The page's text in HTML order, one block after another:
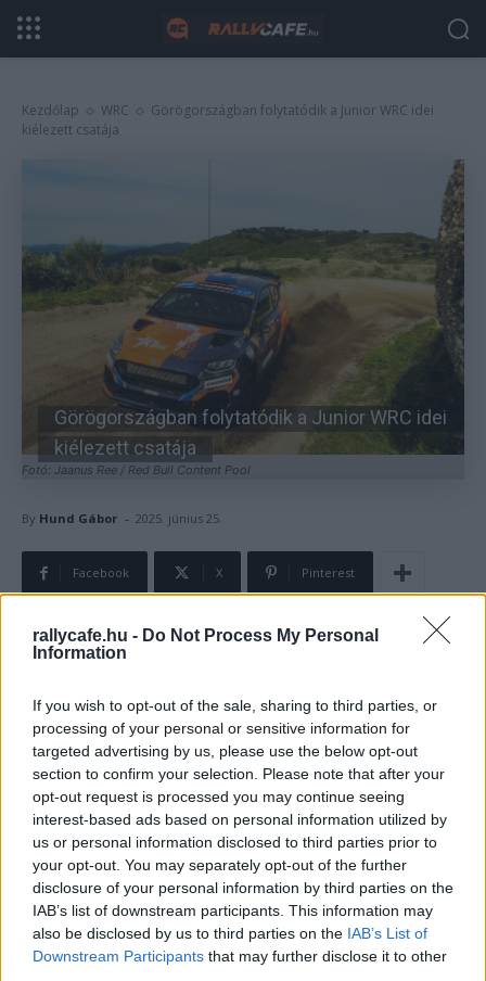
rallycafe.hu - Do Not Process My Personal
Information
If you wish to opt-out of the sale, sharing to third parties, or
processing of your personal or sensitive information for
targeted advertising by us, please use the below opt-out
section to confirm your selection. Please note that after your
opt-out request is processed you may continue seeing
interest-based ads based on personal information utilized by
us or personal information disclosed to third parties prior to
your opt-out. You may separately opt-out of the further
disclosure of your personal information by third parties on the
IAB’s list of downstream participants. This information may
also be disclosed by us to third parties on the IAB’s List of
Downstream Participants that may further disclose it to other
Kezdőlap WRC
Görögországban folytatódik a Junior WRC idei
kiélezett csatája
Fotó: Jaanus Ree / Red Bull Content Pool
Görögországban folytatódik a Junior WRC idei
kiélezett csatája
By Hund Gábor - 2025. június 25.
Facebook X Pinterest
Két verseny után holtverseny alakult ki az idei Junior
két győzelemmel vezet a svéd Mille Johansson előtt.
Elképesztően izgalmasan alakult az idei szezon két
versenye alatt a Junior WRC bajnokság, ahol drámai
körülmények között Svédországban és Portugáliában is
az ausztrál Taylor Gill tudott nyerni, azonban mivel a
bajnokságban a szakaszgyőzelmek után is járnak pontok,
így a svéd Mille Johansson két második helyével is
azonos pontszámot gyűjtött riválisával.